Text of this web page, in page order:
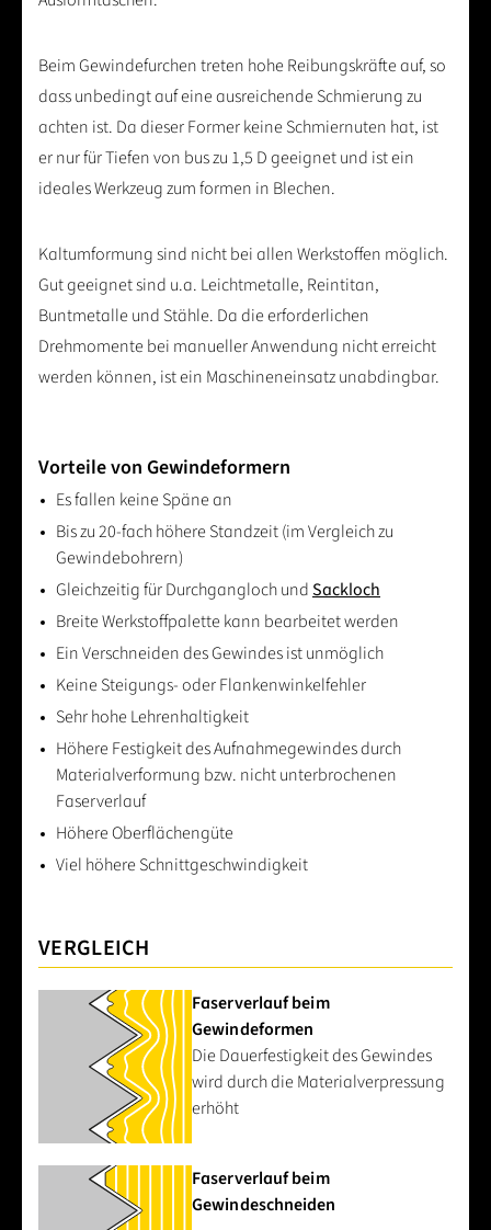
Beim Gewindefurchen treten hohe Reibungskräfte auf, so
dass unbedingt auf eine ausreichende Schmierung zu
achten ist. Da dieser Former keine Schmiernuten hat, ist
er nur für Tiefen von bus zu 1,5 D geeignet und ist ein
ideales Werkzeug zum formen in Blechen.
Kaltumformung sind nicht bei allen Werkstoffen möglich.
Gut geeignet sind u.a. Leichtmetalle, Reintitan,
Buntmetalle und Stähle. Da die erforderlichen
Drehmomente bei manueller Anwendung nicht erreicht
werden können, ist ein Maschineneinsatz unabdingbar.
Vorteile von Gewindeformern
Es fallen keine Späne an
Bis zu 20-fach höhere Standzeit (im Vergleich zu
Gewindebohrern)
Gleichzeitig für Durchgangloch undSackloch
Breite Werkstoffpalette kann bearbeitet werden
Ein Verschneiden des Gewindes ist unmöglich
Keine Steigungs- oder Flankenwinkelfehler
Sehr hohe Lehrenhaltigkeit
Höhere Festigkeit des Aufnahmegewindes durch
Materialverformung bzw. nicht unterbrochenen
Faserverlauf
Höhere Oberflächengüte
Viel höhere Schnittgeschwindigkeit
VERGLEICH
Faserverlauf beim
Gewindeformen
Die Dauerfestigkeit des Gewindes
wird durch die Materialverpressung
erhöht
Faserverlauf beim
Gewindeschneiden